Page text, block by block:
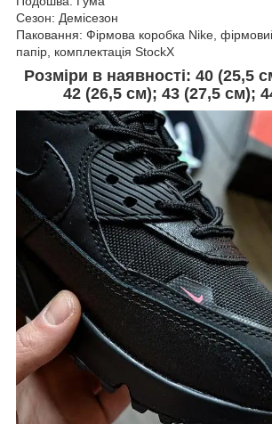
Сезон: Демісезон
Паковання: Фірмова коробка Nike,
папір, комплектація StockX
Розміри в наявності: 40 (25,5
42 (26,5 см); 43 (27,5 см);